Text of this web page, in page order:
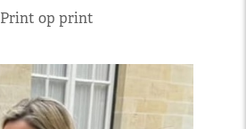
Print op print